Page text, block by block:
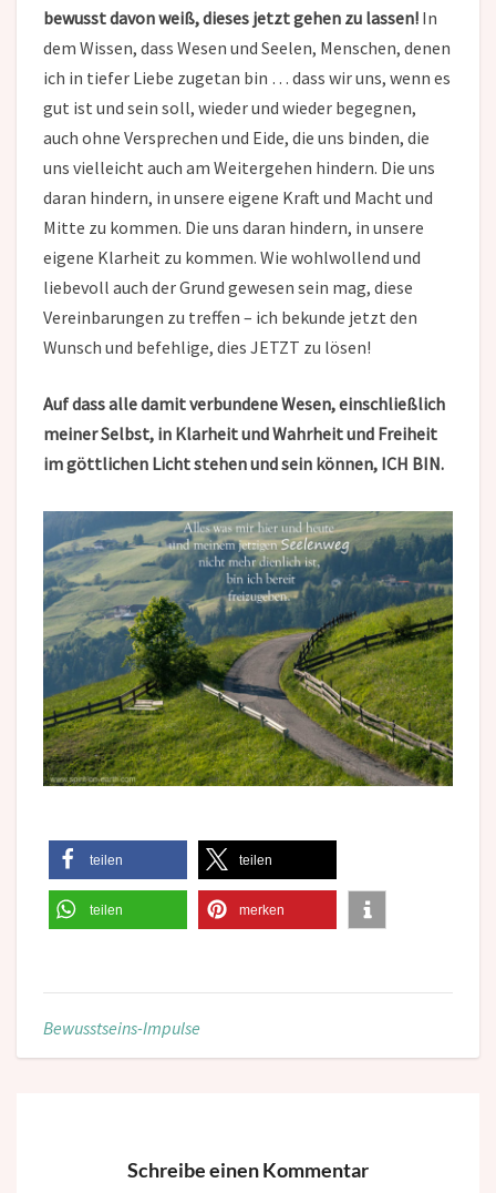
bewusst davon weiß, dieses jetzt gehen zu lassen! In
dem Wissen, dass Wesen und Seelen, Menschen, denen
ich in tiefer Liebe zugetan bin … dass wir uns, wenn es
gut ist und sein soll, wieder und wieder begegnen,
auch ohne Versprechen und Eide, die uns binden, die
uns vielleicht auch am Weitergehen hindern. Die uns
daran hindern, in unsere eigene Kraft und Macht und
Mitte zu kommen. Die uns daran hindern, in unsere
eigene Klarheit zu kommen. Wie wohlwollend und
liebevoll auch der Grund gewesen sein mag, diese
Vereinbarungen zu treffen – ich bekunde jetzt den
Wunsch und befehlige, dies JETZT zu lösen!
Auf dass alle damit verbundene Wesen, einschließlich
meiner Selbst, in Klarheit und Wahrheit und Freiheit
im göttlichen Licht stehen und sein können, ICH BIN.
teilen teilen
teilen merken
Bewusstseins-Impulse
Schreibe einen Kommentar